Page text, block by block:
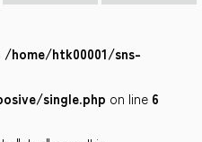
/home/htk00001/sns-
single.php on line 6